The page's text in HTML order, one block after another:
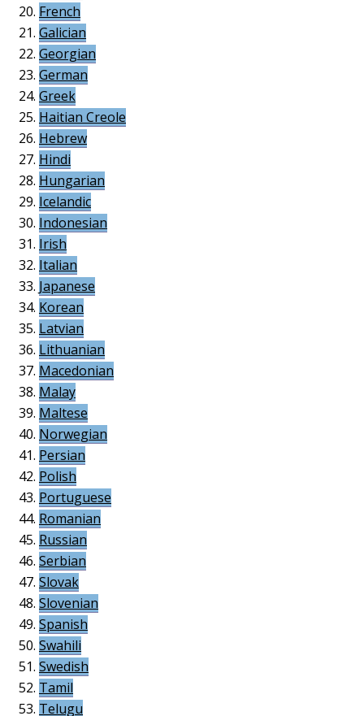
French
Galician
Georgian
German
Greek
Haitian Creole
Hebrew
Hindi
Hungarian
Icelandic
Indonesian
Irish
Italian
Japanese
Korean
Latvian
Lithuanian
Macedonian
Malay
Maltese
Norwegian
Persian
Polish
Portuguese
Romanian
Russian
Serbian
Slovak
Slovenian
Spanish
Swahili
Swedish
Tamil
Telugu